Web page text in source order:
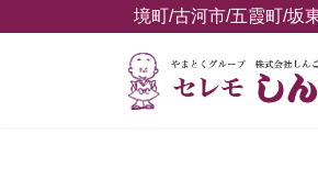
ン
ビ
境町/古河市/五霞町/坂